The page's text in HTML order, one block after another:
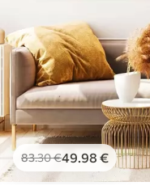
83.30€49.98 €